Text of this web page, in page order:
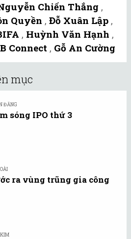
Chiến Thắng ,
Quyền , Đỗ Xuân Lập ,
, Huỳnh Văn Hạnh ,
B Connect , Gỗ An Cường
mục
ĐĂNG
sóng IPO thứ 3
ra vùng trũng gia công